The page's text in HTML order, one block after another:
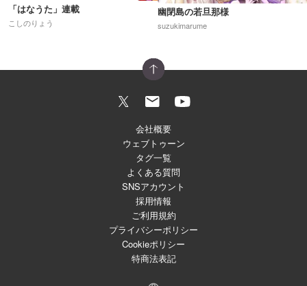
「はなうた」連載
こしのりょう
幽閉島の若旦那様
suzukimarume
会社概要
ウェブトゥーン
タグ一覧
よくある質問
SNSアカウント
採用情報
ご利用規約
プライバシーポリシー
Cookieポリシー
特商法表記